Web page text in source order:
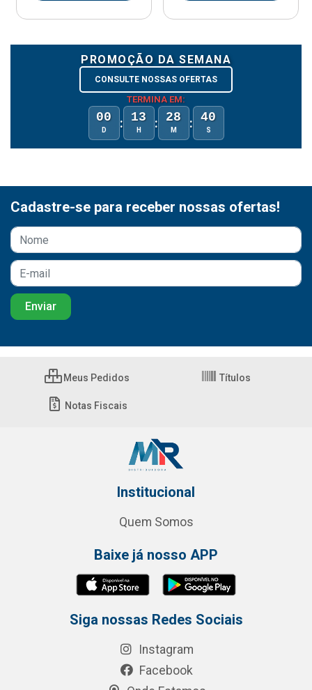
PROMOÇÃO DA SEMANA
CONSULTE NOSSAS OFERTAS
TERMINA EM:
00
D : 13
H : 28
M : 40
S
Cadastre-se para receber nossas ofertas!
Meus Pedidos Títulos
Notas Fiscais
Institucional
Quem Somos
Baixe já nosso APP
Siga nossas Redes Sociais
Instagram
Facebook